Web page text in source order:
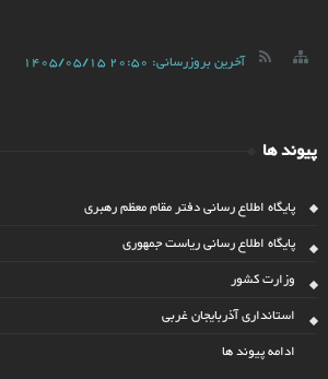
آخرین بروزرسانی: 1405/05/15 20:50
پیوند ها
پایگاه اطلاع رسانی دفتر مقام معظم رهبری
پایگاه اطلاع رسانی ریاست جمهوری
وزارت کشور
استانداری آذربایجان غربی
ادامه پیوند ها